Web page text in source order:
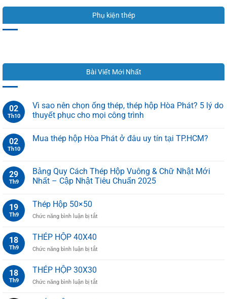
Phụ kiện thép
Bài Viết Mới Nhất
02
Th10
Vì sao nên chọn ống thép, thép hộp Hòa Phát? 5 lý do
thuyết phục cho mọi công trình
02
Th10
Mua thép hộp Hòa Phát ở đâu uy tín tại TP.HCM?
29
Th9
Bảng Quy Cách Thép Hộp Vuông & Chữ Nhật Mới
Nhất – Cập Nhật Tiêu Chuẩn 2025
19
Th9
Thép Hộp 50×50
Chức năng bình luận bị tắt
18
Th9
THÉP HỘP 40X40
Chức năng bình luận bị tắt
18
Th9
THÉP HỘP 30X30
Chức năng bình luận bị tắt